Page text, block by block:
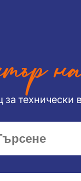
технически